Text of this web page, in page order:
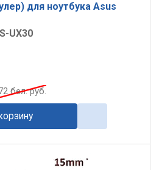
для ноутбука Asus
UX30
бел. руб.